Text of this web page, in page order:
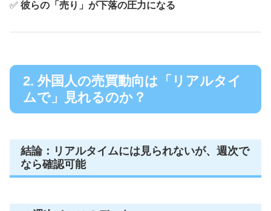
✅ 彼らの「売り」が下落の圧力になる
2. 外国人の売買動向は「リアルタイ
ムで」見れるのか？
結論：リアルタイムには見られないが、週次で
なら確認可能